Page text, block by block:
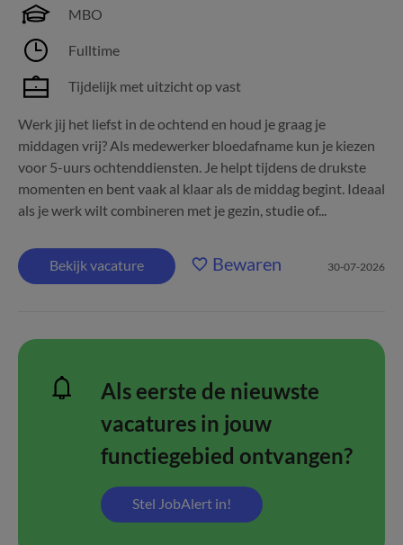
MBO
Fulltime
Tijdelijk met uitzicht op vast
Werk jij het liefst in de ochtend en houd je graag je
middagen vrij? Als medewerker bloedafname kun je kiezen
voor 5-uurs ochtenddiensten. Je helpt tijdens de drukste
momenten en bent vaak al klaar als de middag begint. Ideaal
als je werk wilt combineren met je gezin, studie of...
Bekijk vacature Bewaren 30-07-2026
Als eerste de nieuwste
vacatures in jouw
functiegebied ontvangen?
Stel JobAlert in!